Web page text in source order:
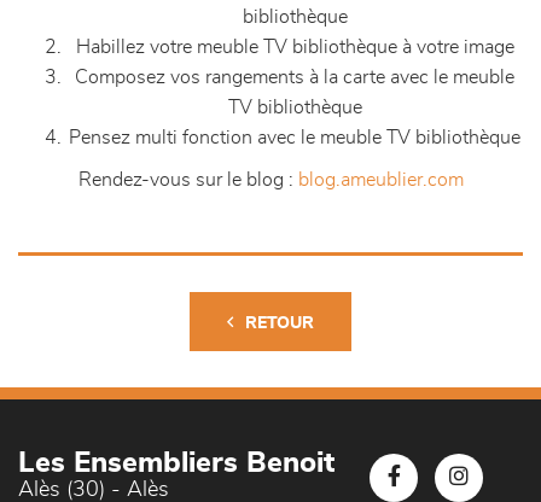
bibliothèque
Habillez votre meuble TV bibliothèque à votre image
Composez vos rangements à la carte avec le meuble
TV bibliothèque
Pensez multi fonction avec le meuble TV bibliothèque
Rendez-vous sur le blog : blog.ameublier.com
RETOUR
Les Ensembliers Benoit
Alès (30) - Alès